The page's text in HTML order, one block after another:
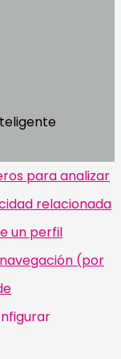
para analizar
relacionada
un perfil
(por